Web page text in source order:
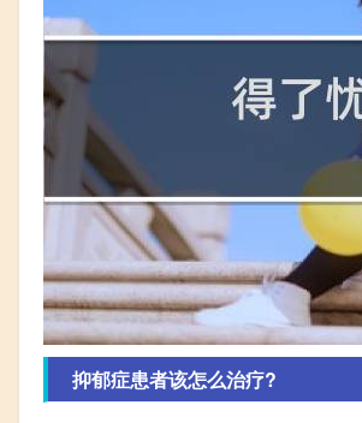
抑郁症患者该怎么治疗?